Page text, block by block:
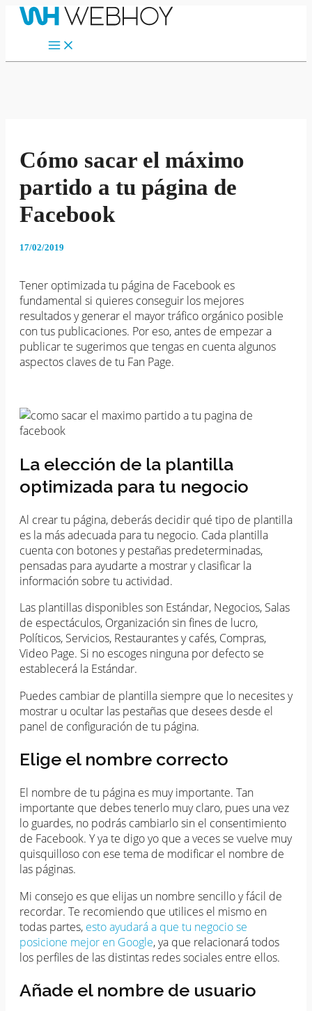
contenido
Main
Menu
Cómo sacar el máximo
partido a tu página de
Facebook
17/02/2019
Tener optimizada tu página de Facebook es
fundamental si quieres conseguir los mejores
resultados y generar el mayor tráfico orgánico posible
con tus publicaciones. Por eso, antes de empezar a
publicar te sugerimos que tengas en cuenta algunos
aspectos claves de tu Fan Page.
La elección de la plantilla
optimizada para tu negocio
Al crear tu página, deberás decidir qué tipo de plantilla
es la más adecuada para tu negocio. Cada plantilla
cuenta con botones y pestañas predeterminadas,
pensadas para ayudarte a mostrar y clasificar la
información sobre tu actividad.
Las plantillas disponibles son Estándar, Negocios, Salas
de espectáculos, Organización sin fines de lucro,
Políticos, Servicios, Restaurantes y cafés, Compras,
Video Page. Si no escoges ninguna por defecto se
establecerá la Estándar.
Puedes cambiar de plantilla siempre que lo necesites y
mostrar u ocultar las pestañas que desees desde el
panel de configuración de tu página.
Elige el nombre correcto
El nombre de tu página es muy importante. Tan
importante que debes tenerlo muy claro, pues una vez
lo guardes, no podrás cambiarlo sin el consentimiento
de Facebook. Y ya te digo yo que a veces se vuelve muy
quisquilloso con ese tema de modificar el nombre de
las páginas.
Mi consejo es que elijas un nombre sencillo y fácil de
recordar. Te recomiendo que utilices el mismo en
todas partes, esto ayudará a que tu negocio se
posicione mejor en Google, ya que relacionará todos
los perfiles de las distintas redes sociales entre ellos.
Añade el nombre de usuario